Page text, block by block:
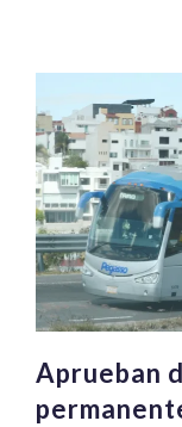
Aprueban